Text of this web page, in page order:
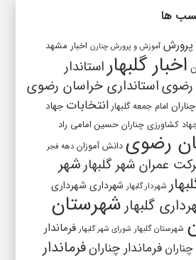
ها
آموزش و پرورش چنارن اخبار مشهد
اخبار گلبهار استاندار
رضویاستانداری خراسان رضوی
امام جمعه گلبهار انتخابات جهاد
کشاورزی چناران حسین امامی راد
رضوی دانش آموزان دهه فجر
عمران شهر گلبهارشهر
شهردار گلبهار شهرداری شهرداری
گلبهار شهرستان
شهرستان گلبهار شورای شهر گلبهار فرماندار
فرماندار چنارانفرماندار